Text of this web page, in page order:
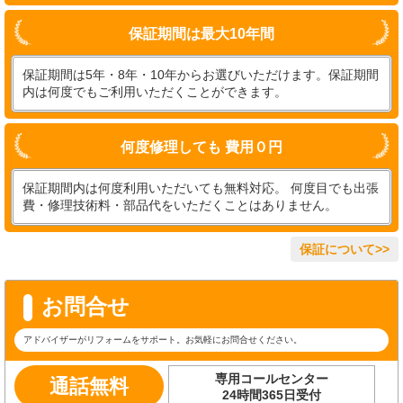
保証期間は最大10年間
保証期間は5年・8年・10年からお選びいただけます。保証期間
内は何度でもご利用いただくことができます。
何度修理しても 費用０円
保証期間内は何度利用いただいても無料対応。 何度目でも出張
費・修理技術料・部品代をいただくことはありません。
保証について>>
お問合せ
アドバイザーがリフォームをサポート。お気軽にお問合せください。
通話無料
専用コールセンター
24時間365日受付